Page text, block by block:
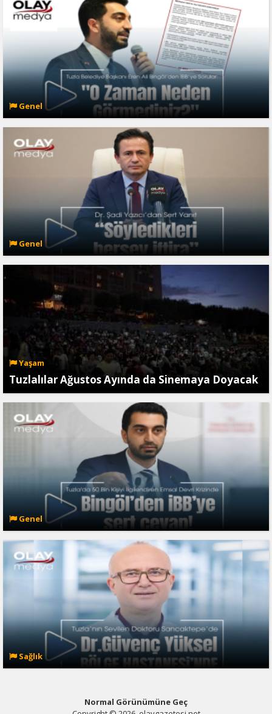
Genel
Genel
Yaşam
Tuzlalılar Ağustos Ayında da Sinemaya Doyacak
Genel
Sağlık
Normal Görünümüne Geç